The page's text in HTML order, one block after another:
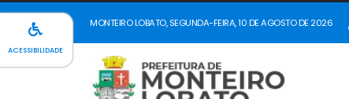
MONTEIRO LOBATO, SEGUNDA-FEIRA, 10 DE AGOSTO DE 2026
ACESSIBILIDADE